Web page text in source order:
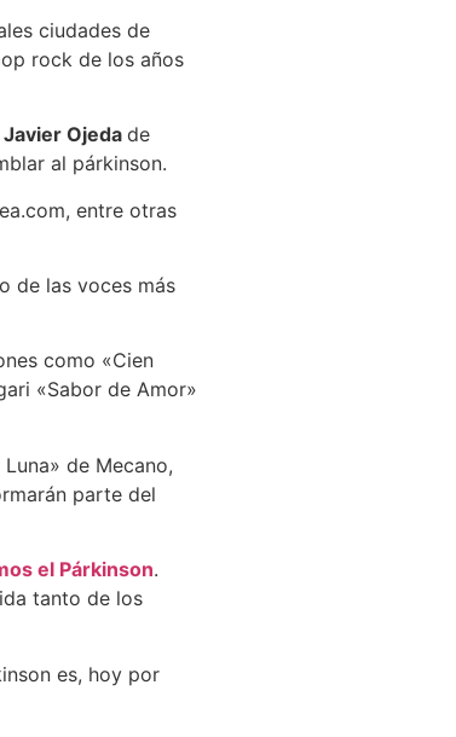
ciudades de
rock de los años
Javier Ojeda de
al párkinson.
entre otras
de las voces más
como «Cien
«Sabor de Amor»
de Mecano,
parte del
el Párkinson.
tanto de los
es, hoy por